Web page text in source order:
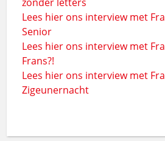
Lees hier ons interview met
Senior
Lees hier ons interview met
Frans?!
Lees hier ons interview met
Zigeunernacht